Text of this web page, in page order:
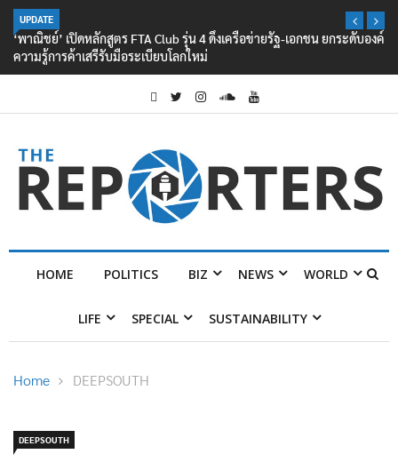
UPDATE
‘พาณิชย์’ เปิดหลักสูตร FTA Club รุ่น 4 ดึงเครือข่ายรัฐ-เอกชน ยกระดับองค์
ความรู้การค้าเสรีรับมือระเบียบโลกใหม่
HOME POLITICS BIZ NEWS WORLD
LIFE SPECIAL SUSTAINABILITY
Home DEEPSOUTH
DEEPSOUTH